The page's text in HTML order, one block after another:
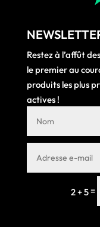
Restez à l’affût
le premier au
produits les plus
actives !
2 + 5=